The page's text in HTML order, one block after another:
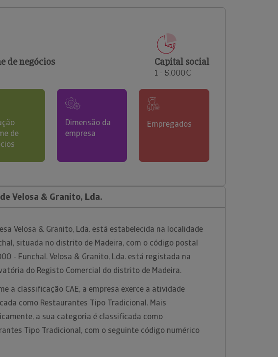
comerciais e analisar o risco de incumprimento dos
de negócios Capital social
1 - 5.000€
de
Dimensão da
empresa
Empregados
Velosa & Granito, Lda.
Velosa & Granito, Lda. está estabelecida na localidade
situada no distrito de Madeira, com o código postal
- Funchal. Velosa & Granito, Lda. está registada na
do Registo Comercial do distrito de Madeira.
a classificação CAE, a empresa exerce a atividade
como Restaurantes Tipo Tradicional. Mais
a sua categoria é classificada como
Tipo Tradicional, com o seguinte código numérico